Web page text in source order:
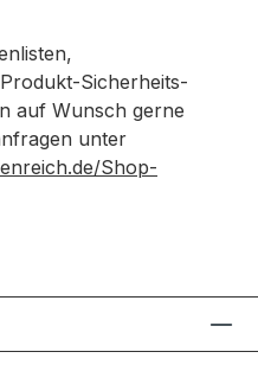
Sicherheits-
auf Wunsch gerne
unter
Shop-